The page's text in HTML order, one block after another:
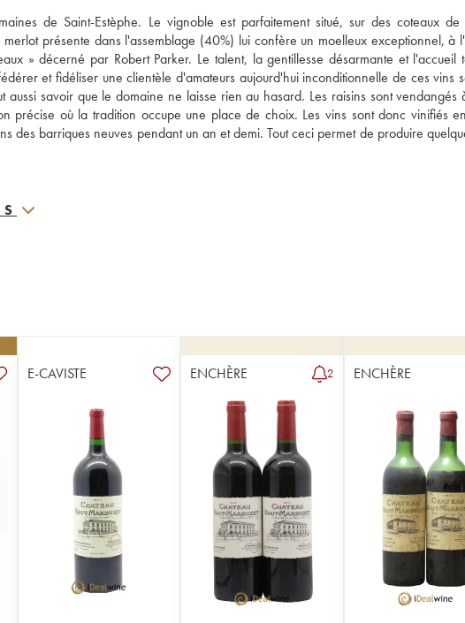
de Saint-Estèphe. Le vignoble est parfaitement situé, sur des coteaux de
présente dans l'assemblage (40%) lui confère un moelleux exceptionnel, à
» décerné par Robert Parker. Le talent, la gentillesse désarmante et l'accueil
et fidéliser une clientèle d'amateurs aujourd'hui inconditionnelle de ces vins
savoir que le domaine ne laisse rien au hasard. Les raisins sont vendangés
précise où la tradition occupe une place de choix. Les vins sont donc vinifiés
des barriques neuves pendant un an et demi. Tout ceci permet de produire
E-CAVISTE ENCHÈRE 2 ENCHÈRE